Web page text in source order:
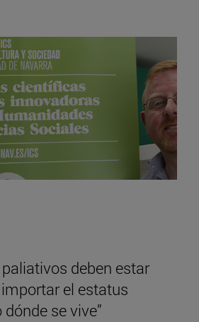
deben estar
el estatus
se vive”